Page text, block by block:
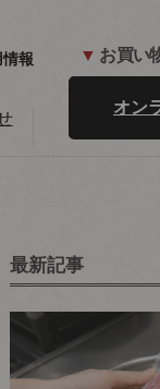
報 ▼ お買い
オン
最新記事